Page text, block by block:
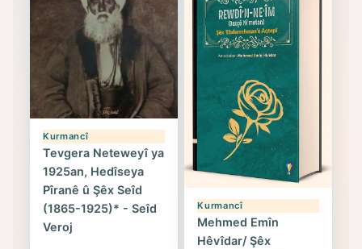
Kurmancî
Tevgera Neteweyî ya
1925an, Hedîseya
Pîranê û Şêx Seîd
(1865-1925)* - Seîd
Veroj
Kurmancî
Mehmed Emîn
Hêvîdar/ Şêx